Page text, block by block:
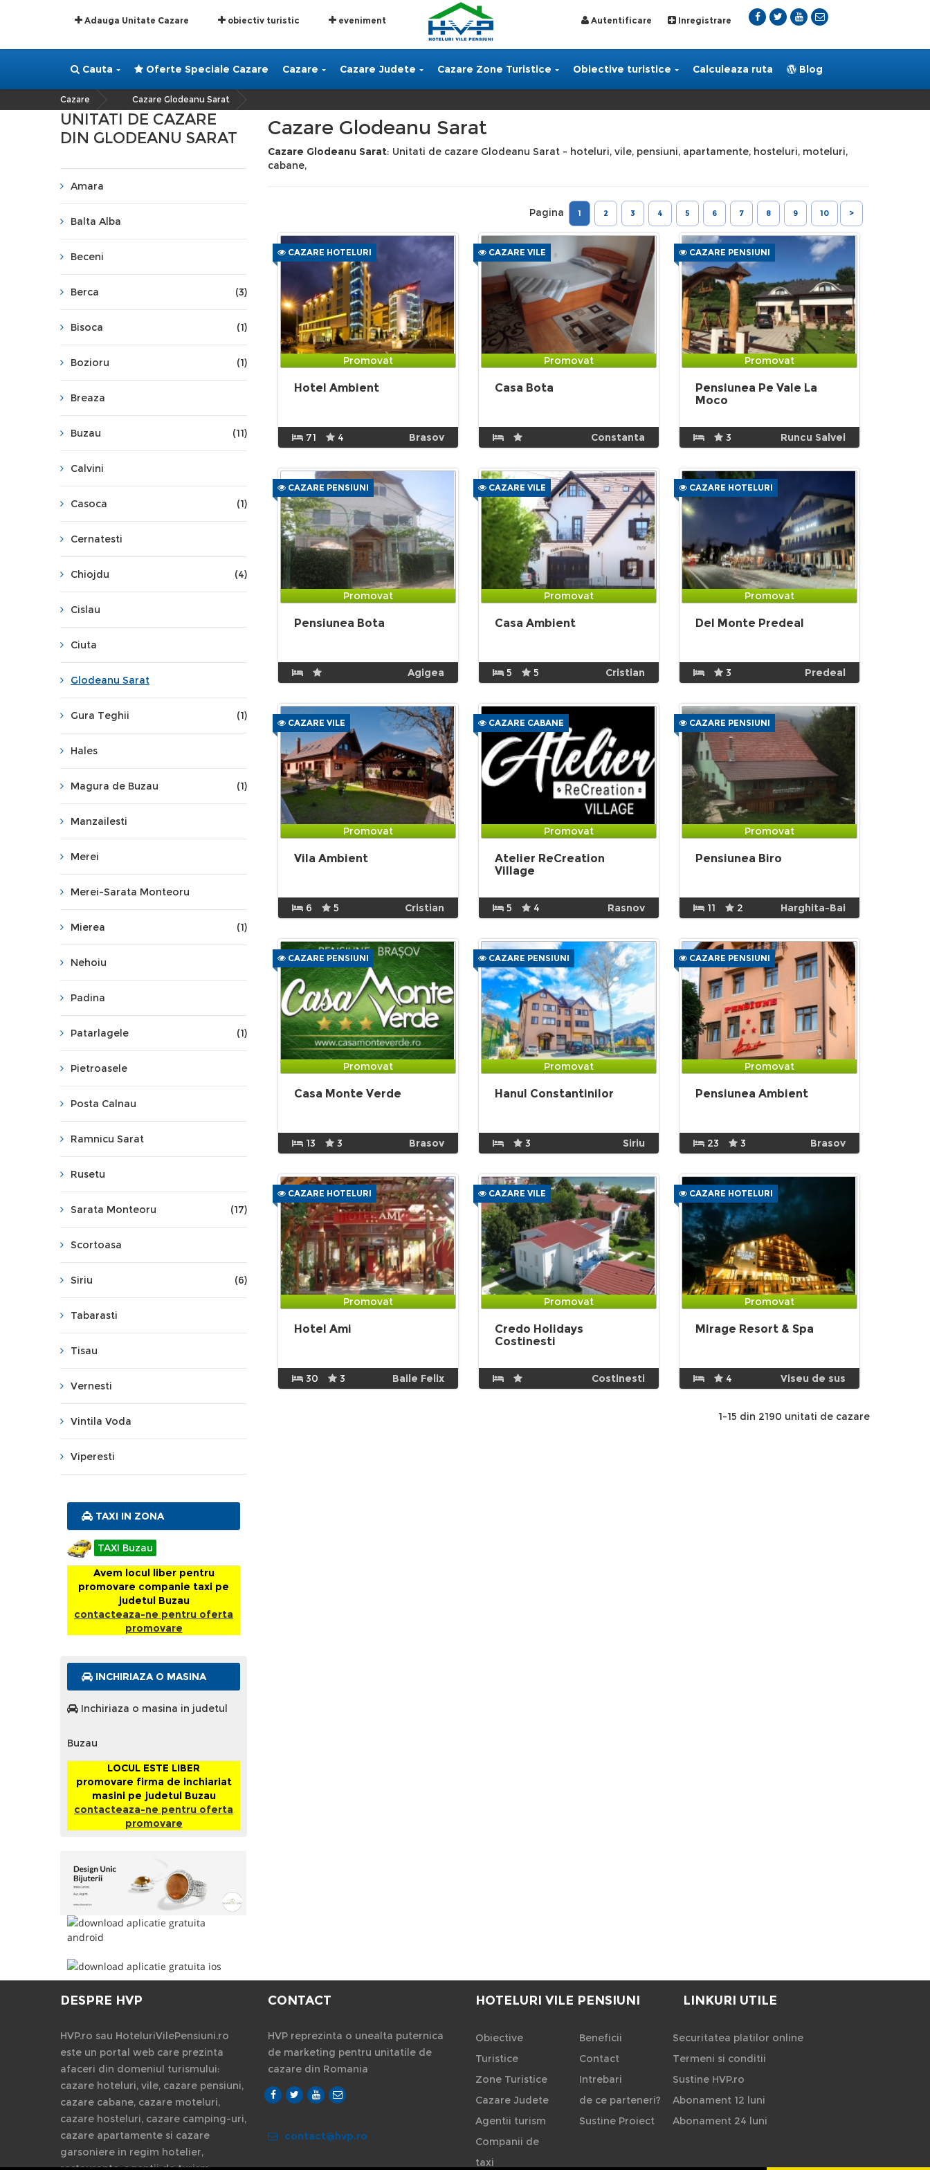
Adauga Unitate Cazare obiectiv turistic eveniment Autentificare Inregistrare
Cauta Oferte Speciale Cazare Cazare Cazare Judete Cazare Zone Turistice Obiective turistice Calculeaza ruta Blog
Cazare Cazare Glodeanu Sarat
UNITATI DE CAZARE
DIN GLODEANU SARAT
Amara
Balta Alba
Beceni
Berca (3)
Bisoca (1)
Bozioru (1)
Breaza
Buzau (11)
Calvini
Casoca (1)
Cernatesti
Chiojdu (4)
Cislau
Ciuta
Glodeanu Sarat
Gura Teghii (1)
Hales
Magura de Buzau (1)
Manzailesti
Merei
Merei-Sarata Monteoru
Mierea (1)
Nehoiu
Padina
Patarlagele (1)
Pietroasele
Posta Calnau
Ramnicu Sarat
Rusetu
Sarata Monteoru (17)
Scortoasa
Siriu (6)
Tabarasti
Tisau
Vernesti
Vintila Voda
Viperesti
TAXI IN ZONA
TAXI Buzau
Avem locul liber pentru
promovare companie taxi pe
judetul Buzau
contacteaza-ne pentru oferta
promovare
INCHIRIAZA O MASINA
Inchiriaza o masina in judetul
Buzau
LOCUL ESTE LIBER
promovare firma de inchiariat
masini pe judetul Buzau
contacteaza-ne pentru oferta
promovare
Cazare Glodeanu Sarat
Cazare Glodeanu Sarat: Unitati de cazare Glodeanu Sarat - hoteluri, vile, pensiuni, apartamente, hosteluri, moteluri,
cabane,
Pagina 1 2 3 4 5 6 7 8 9 10 >
CAZARE HOTELURI
Promovat
Hotel Ambient
71 4 Brasov
CAZARE VILE
Promovat
Casa Bota
Constanta
CAZARE PENSIUNI
Promovat
Pensiunea Pe Vale La
Moco
3 Runcu Salvei
CAZARE PENSIUNI
Promovat
Pensiunea Bota
Agigea
CAZARE VILE
Promovat
Casa Ambient
5 5 Cristian
CAZARE HOTELURI
Promovat
Del Monte Predeal
3 Predeal
CAZARE VILE
Promovat
Vila Ambient
6 5 Cristian
CAZARE CABANE
Promovat
Atelier ReCreation
Village
5 4 Rasnov
CAZARE PENSIUNI
Promovat
Pensiunea Biro
11 2 Harghita-Bai
CAZARE PENSIUNI
Promovat
Casa Monte Verde
13 3 Brasov
CAZARE PENSIUNI
Promovat
Hanul Constantinilor
3 Siriu
CAZARE PENSIUNI
Promovat
Pensiunea Ambient
23 3 Brasov
CAZARE HOTELURI
Promovat
Hotel Ami
30 3 Baile Felix
CAZARE VILE
Promovat
Credo Holidays
Costinesti
Costinesti
CAZARE HOTELURI
Promovat
Mirage Resort & Spa
4 Viseu de sus
1-15 din 2190 unitati de cazare
DESPRE HVP
HVP.ro sau HoteluriVilePensiuni.ro
este un portal web care prezinta
afaceri din domeniul turismului:
cazare hoteluri, vile, cazare pensiuni,
cazare cabane, cazare moteluri,
cazare hosteluri, cazare camping-uri,
cazare apartamente si cazare
garsoniere in regim hotelier,
CONTACT
HVP reprezinta o unealta puternica
de marketing pentru unitatile de
cazare din Romania
contact@hvp.ro
HOTELURI VILE PENSIUNI
Obiective
Turistice
Zone Turistice
Cazare Judete
Agentii turism
Companii de
taxi
Beneficii
Contact
Intrebari
de ce parteneri?
Sustine Proiect
LINKURI UTILE
Securitatea platilor online
Termeni si conditii
Sustine HVP.ro
Abonament 12 luni
Abonament 24 luni